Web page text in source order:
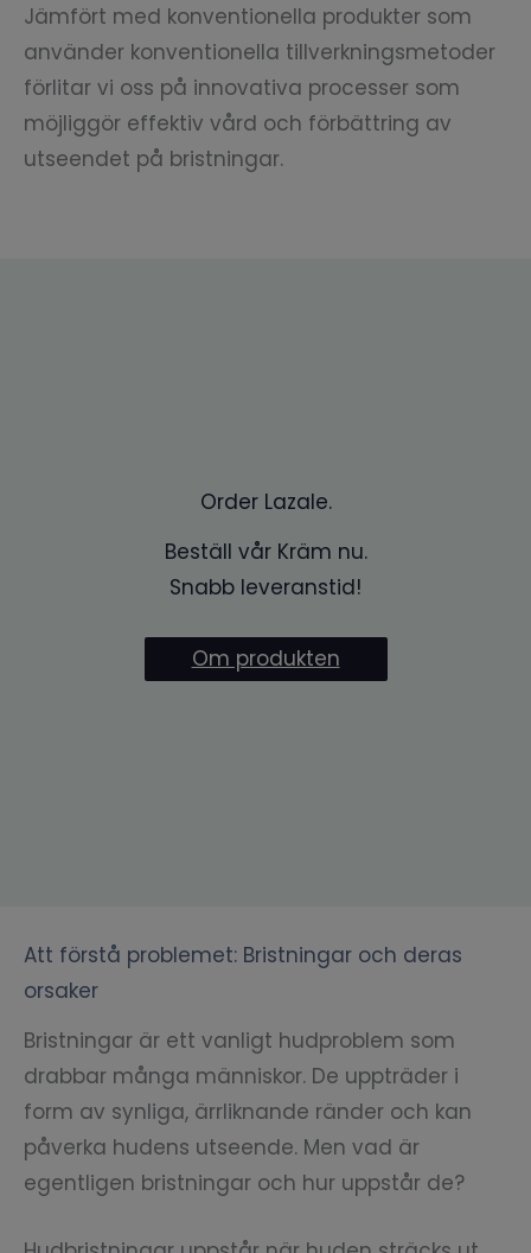
Jämfört med konventionella produkter som
använder konventionella tillverkningsmetoder
förlitar vi oss på innovativa processer som
möjliggör effektiv vård och förbättring av
utseendet på bristningar.
Order Lazale.
Beställ vår Kräm nu.
Snabb leveranstid!
Om produkten
Att förstå problemet: Bristningar och deras
orsaker
Bristningar är ett vanligt hudproblem som
drabbar många människor. De uppträder i
form av synliga, ärrliknande ränder och kan
påverka hudens utseende. Men vad är
egentligen bristningar och hur uppstår de?